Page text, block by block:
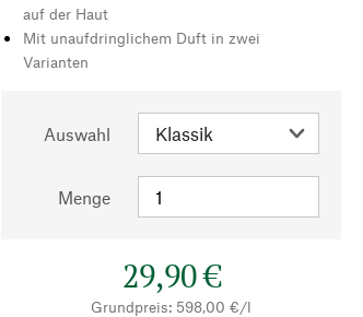
auf der Haut
Mit unaufdringlichem Duft in zwei
Varianten
Auswahl
Menge
29,90 €
Grundpreis: 598,00 €/l